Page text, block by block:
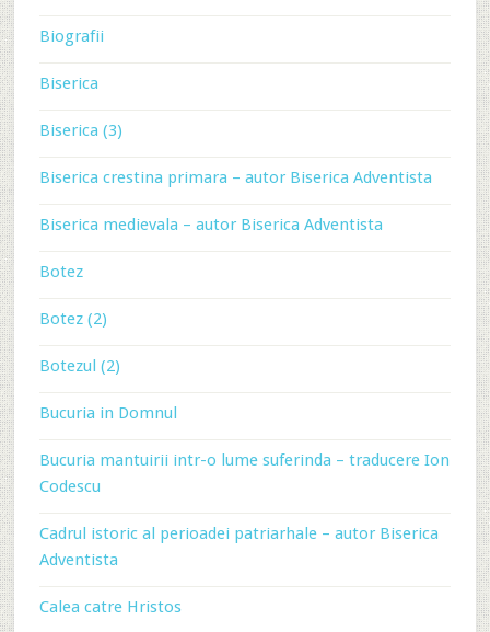
Biografii
Biserica
Biserica (3)
Biserica crestina primara – autor Biserica Adventista
Biserica medievala – autor Biserica Adventista
Botez
Botez (2)
Botezul (2)
Bucuria in Domnul
Bucuria mantuirii intr-o lume suferinda – traducere Ion
Codescu
Cadrul istoric al perioadei patriarhale – autor Biserica
Adventista
Calea catre Hristos